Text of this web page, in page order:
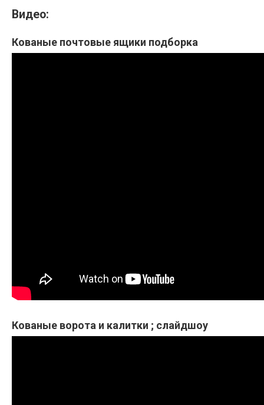
Видео:
Кованые почтовые ящики подборка
Кованые ворота и калитки ; слайдшоу